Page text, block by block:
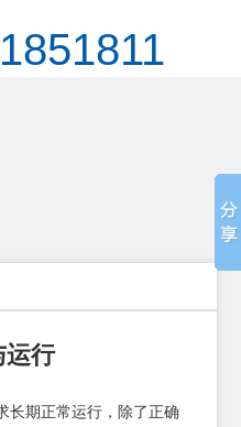
运行
期正常运行，除了正确